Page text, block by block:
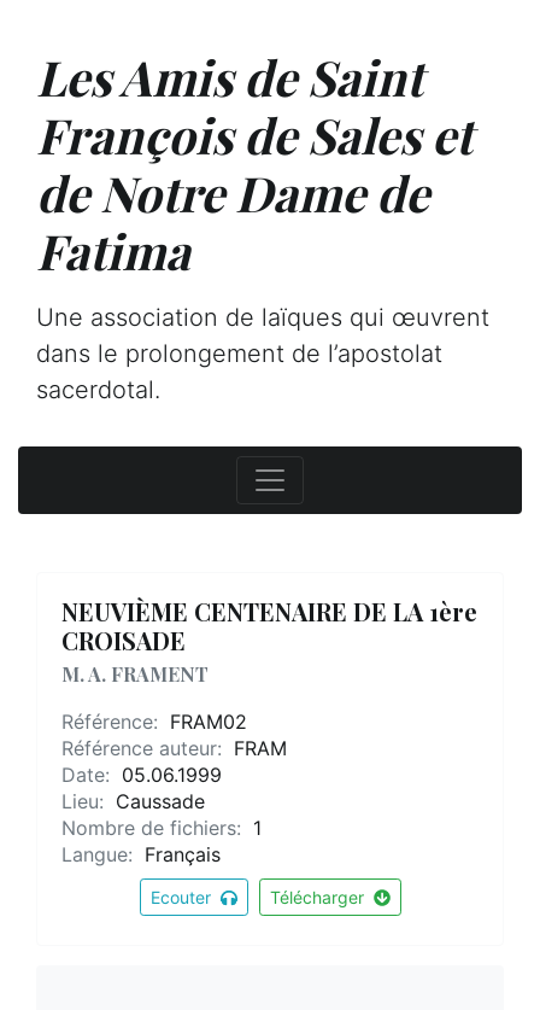
Les Amis de Saint
François de Sales et
de Notre Dame de
Fatima
Une association de laïques qui œuvrent
dans le prolongement de l’apostolat
sacerdotal.
NEUVIÈME CENTENAIRE DE LA 1ère
CROISADE
M. A. FRAMENT
Référence: FRAM02
Référence auteur: FRAM
Date: 05.06.1999
Lieu: Caussade
Nombre de fichiers: 1
Langue: Français
Ecouter Télécharger